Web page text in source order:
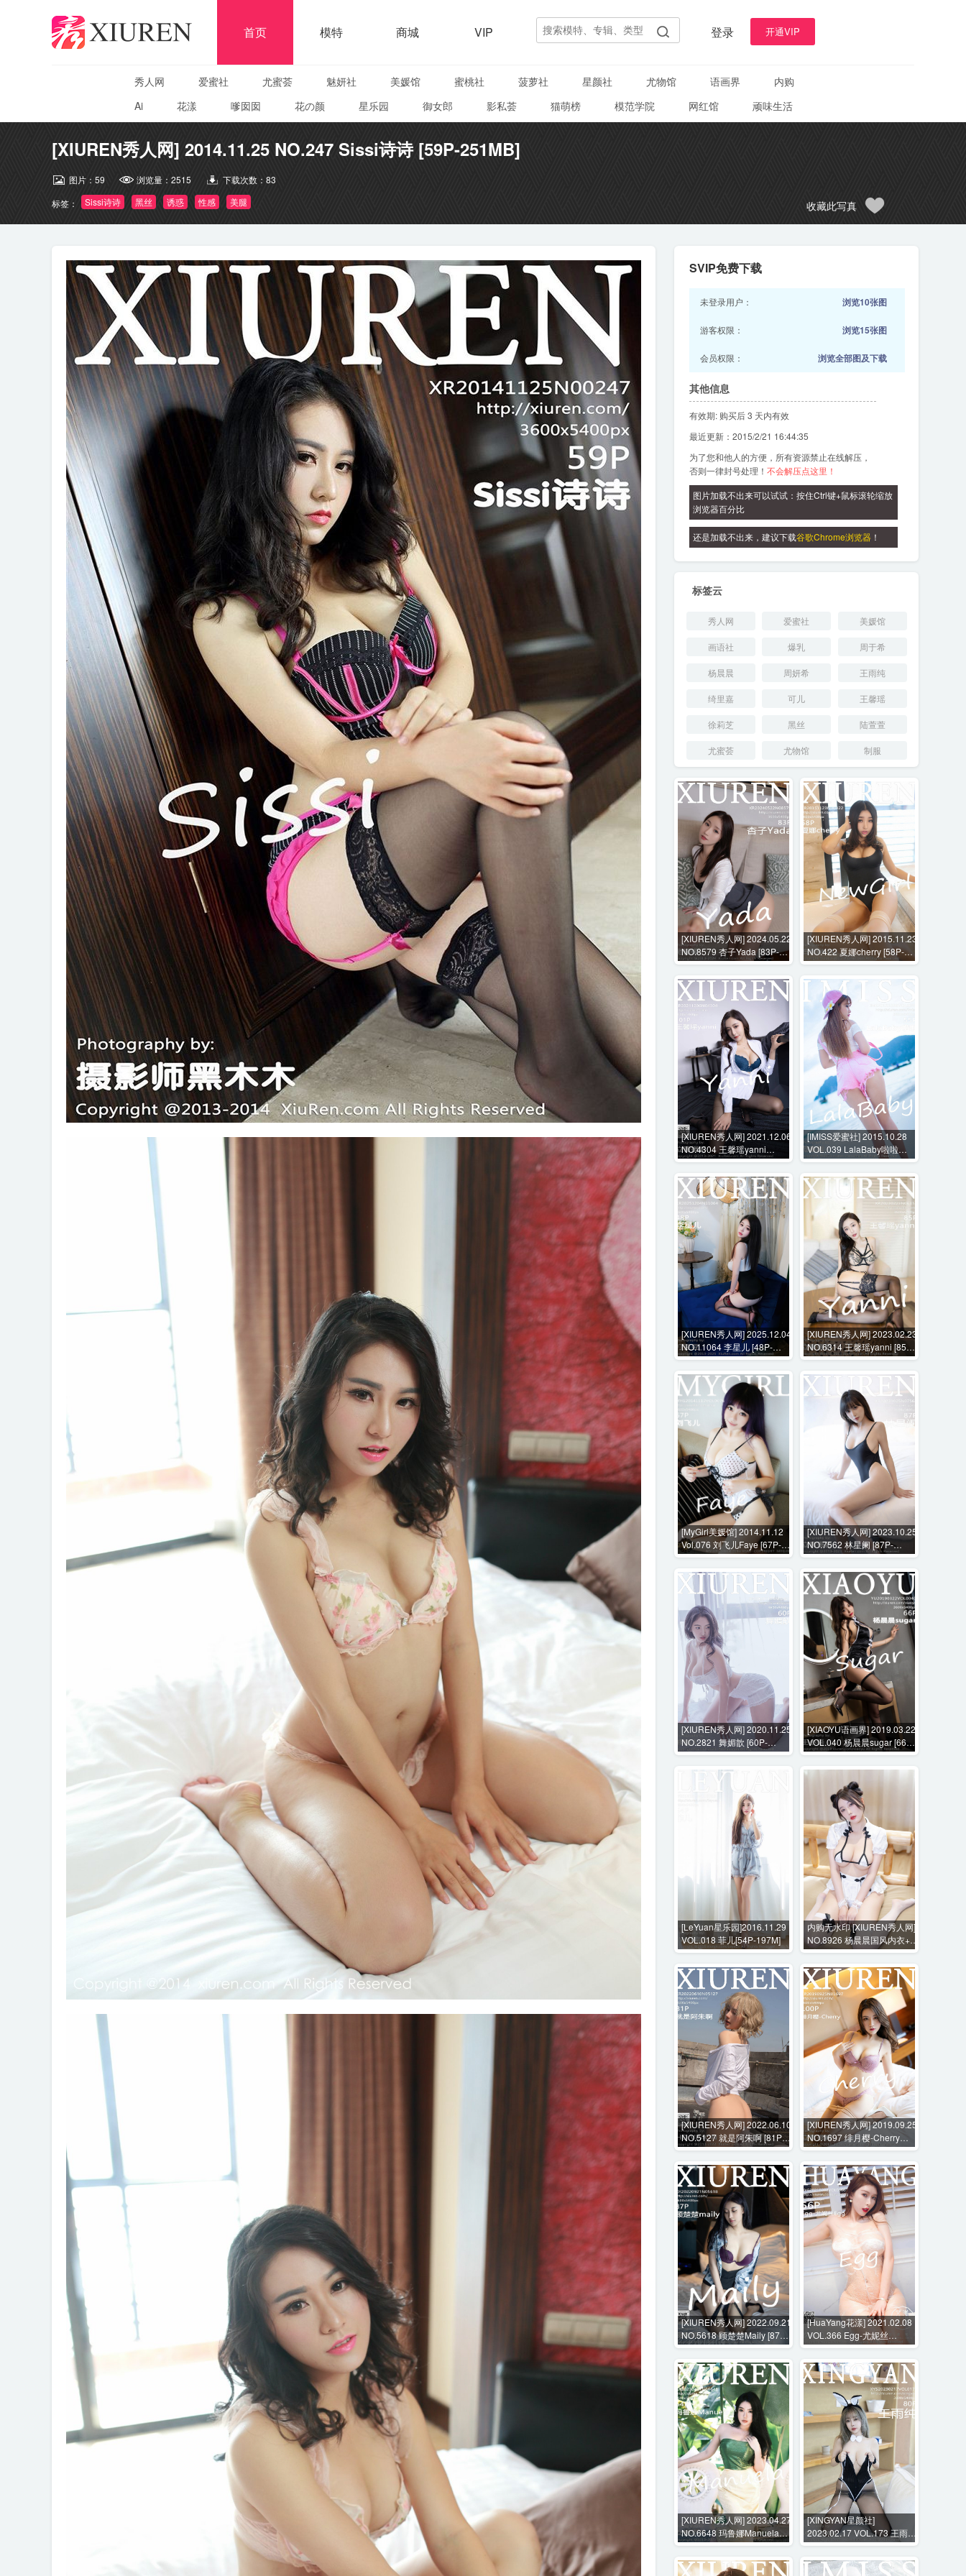
首页 模特 商城 VIP 登录 开通VIP
秀人网 爱蜜社 尤蜜荟 魅妍社 美媛馆 蜜桃社 菠萝社 星颜社 尤物馆 语画界
内购
Ai
花漾 嗲囡囡 花の颜 星乐园 御女郎 影私荟 猫萌榜 模范学院 网红馆 顽味生活
[XIUREN秀人网] 2014.11.25 NO.247 Sissi诗诗 [59P-251MB]
图片： 59 浏览量： 2515 下载次数： 83
标签：
Sissi诗诗 黑丝 诱惑 性感 美腿 收藏此写真
SVIP免费下载
未登录用户： 浏览10张图
游客权限： 浏览15张图
会员权限： 浏览全部图及下载
其他信息
有效期: 购买后 3 天内有效
最近更新：2015/2/21 16:44:35
为了您和他人的方便，所有资源禁止在线解压，
否则一律封号处理！ 不会解压点这里！
图片加载不出来可以试试：按住Ctrl键+鼠标滚轮缩放
浏览器百分比
还是加载不出来，建议下载谷歌Chrome浏览器 ！
标签云
秀人网 爱蜜社 美媛馆
画语社 爆乳 周于希
杨晨晨 周妍希 王雨纯
绮里嘉 可儿 王馨瑶
徐莉芝 黑丝 陆萱萱
尤蜜荟 尤物馆 制服
[XIUREN秀人网] 2024.05.22
NO.8579 杏子Yada [83P-
768MB]
[XIUREN秀人网] 2015.11.23
NO.422 夏娜cherry [58P-
138MB]
[XIUREN秀人网] 2021.12.06
NO.4304 王馨瑶yanni
[101P-934MB]
[IMISS爱蜜社] 2015.10.28
VOL.039 LalaBaby啦啦
[55P-254MB]
[XIUREN秀人网] 2025.12.04
NO.11064 李星儿 [48P-
668MB]
[XIUREN秀人网] 2023.02.23
NO.6314 王馨瑶yanni [85P-
669MB]
[MyGirl美媛馆] 2014.11.12
Vol.076 刘飞儿Faye [67P-
240MB]
[XIUREN秀人网] 2023.10.25
NO.7562 林星阑 [87P-
670MB]
[XIUREN秀人网] 2020.11.25
NO.2821 舞媚歆 [60P-
545MB]
[XIAOYU语画界] 2019.03.22
VOL.040 杨晨晨sugar [66P-
291MB]
[LeYuan星乐园]2016.11.29
VOL.018 菲儿[54P-197M]
内购无水印 [XIUREN秀人网]
NO.8926 杨晨晨国风内衣+花
絮视频 [98P+1V-1042MB]
[XIUREN秀人网] 2022.06.10
NO.5127 就是阿朱啊 [81P-
889MB]
[XIUREN秀人网] 2019.09.25
NO.1697 绯月樱-Cherry
[100P-408MB]
[XIUREN秀人网] 2022.09.21
NO.5618 顾楚楚Maily [87P-
779MB]
[HuaYang花漾] 2021.02.08
VOL.366 Egg-尤妮丝
Egg[56P-586MB]
[XIUREN秀人网] 2023.04.27
NO.6648 玛鲁娜Manuela
[64P-561MB]
[XINGYAN星颜社]
2023.02.17 VOL.173 王雨纯
[80P-734MB]